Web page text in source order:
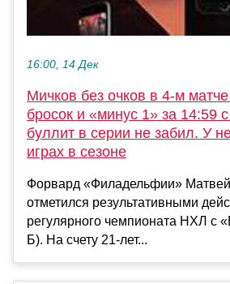
16:00, 14 Дек
Мичков без очков в 4-м
бросок и «минус 1» за 14:59
буллит в серии не забил. У
играх в сезоне
Форвард «Филадельфии»
отметился результативными
регулярного чемпионата НХЛ с
Б). На счету 21-лет...